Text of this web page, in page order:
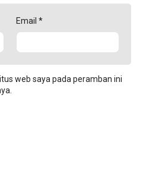
Email *
web saya pada peramban ini